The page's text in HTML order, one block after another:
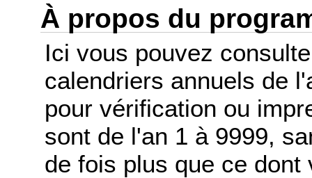
À propos du
Ici vous pouvez
calendriers annuels de
pour vérification ou
sont de l'an 1 à 9999,
de fois plus que ce dont